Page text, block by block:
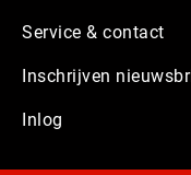
Service & contact
Inschrijven
Inlog